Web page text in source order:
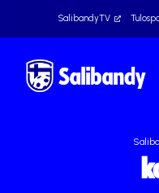
SalibandyTV